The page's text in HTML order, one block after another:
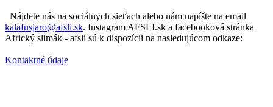
Nájdete nás na sociálnych sieťach alebo nám napíšte na email
kalafusjaro@afsli.sk. Instagram AFSLI.sk a facebooková stránka
Africký slimák - afsli sú k dispozícii na nasledujúcom odkaze:
Kontaktné údaje